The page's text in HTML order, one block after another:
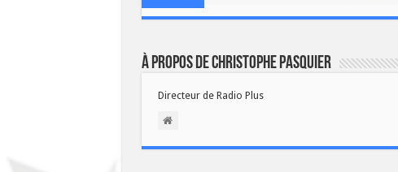
À propos de Christophe PASQUIER
Directeur de Radio Plus